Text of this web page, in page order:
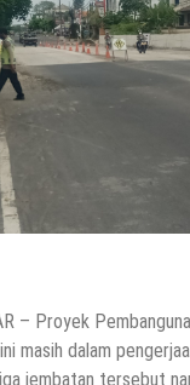
– Proyek
masih dalam
jembatan tersebut